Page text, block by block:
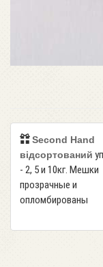
Second Hand
відсортований
- 2, 5 и 10кг. Мешки
прозрачные и
опломбированы